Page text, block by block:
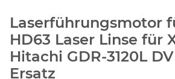
Laserführungsmotor
HD63 Laser Linse für
Hitachi GDR-3120L
Ersatz